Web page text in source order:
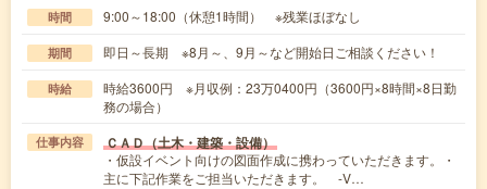
時間 9:00～18:00（休憩1時間） ※残業ほぼなし
期間 即日～長期 ※8月～、9月～など開始日ご相談ください！
時給
時給3600円 ※月収例：23万0400円（3600円×8時間×8日勤
務の場合）
仕事内容 ＣＡＤ（土木・建築・設備）
・仮設イベント向けの図面作成に携わっていただきます。・
主に下記作業をご担当いただきます。 -V…